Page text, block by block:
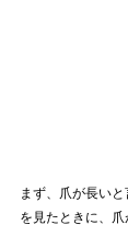
まず、爪が長い
を見たときに、爪